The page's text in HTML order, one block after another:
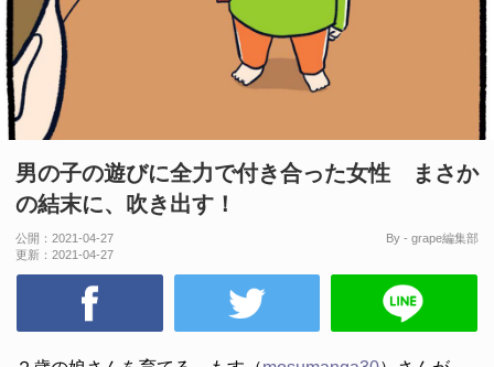
男の子の遊びに全力で付き合った女性 まさか
の結末に、吹き出す！
公開： 2021-04-27
更新： 2021-04-27
By - grape編集部